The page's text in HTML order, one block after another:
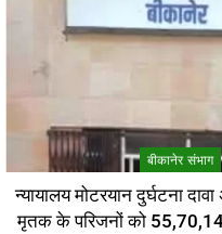
बीकानेर संभाग
न्यायालय मोटरयान दुर्घटना
मृतक के परिजनों को